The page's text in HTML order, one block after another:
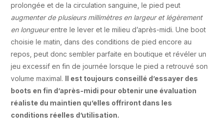
prolongée et de la circulation sanguine, le pied peut
augmenter de plusieurs millimètres en largeur et légèrement
en longueurentre le lever et le milieu d’après-midi. Une boot
choisie le matin, dans des conditions de pied encore au
repos, peut donc sembler parfaite en boutique et révéler un
jeu excessif en fin de journée lorsque le pied a retrouvé son
volume maximal. Il est toujours conseillé d’essayer des
boots en fin d’après-midi pour obtenir une évaluation
réaliste du maintien qu’elles offriront dans les
conditions réelles d’utilisation.